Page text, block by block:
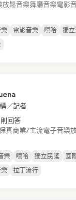
放鬆音樂舞廳音樂電影
電影音樂 嘻哈 獨
／記者
回答
真商業/主流電子音樂
樂 嘻哈 獨立民謠
國
拉丁流行